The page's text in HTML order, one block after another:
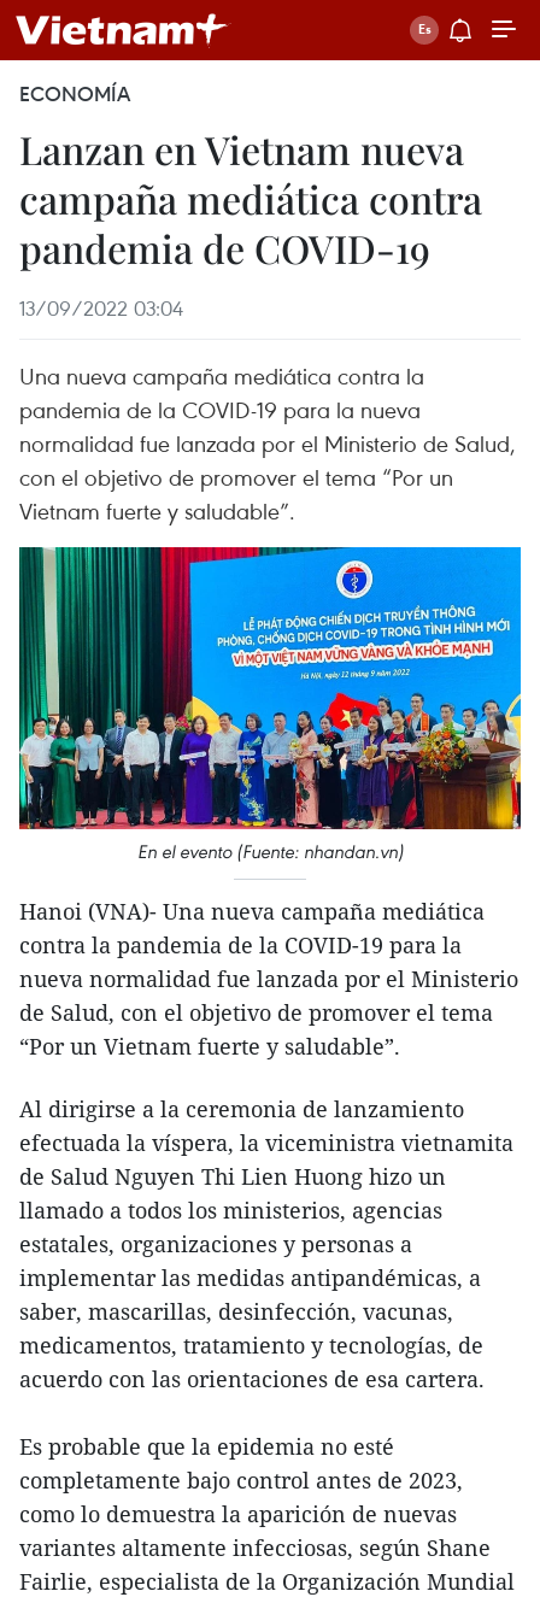
ECONOMÍA
Lanzan en Vietnam nueva
campaña mediática contra
pandemia de COVID-19
13/09/2022 03:04
Una nueva campaña mediática contra la
pandemia de la COVID-19 para la nueva
normalidad fue lanzada por el Ministerio de Salud,
con el objetivo de promover el tema “Por un
Vietnam fuerte y saludable”.
En el evento (Fuente: nhandan.vn)
Hanoi (VNA)- Una nueva campaña mediática
contra la pandemia de la COVID-19 para la
nueva normalidad fue lanzada por el Ministerio
de Salud, con el objetivo de promover el tema
“Por un Vietnam fuerte y saludable”.
Al dirigirse a la ceremonia de lanzamiento
efectuada la víspera, la viceministra vietnamita
de Salud Nguyen Thi Lien Huong hizo un
llamado a todos los ministerios, agencias
estatales, organizaciones y personas a
implementar las medidas antipandémicas, a
saber, mascarillas, desinfección, vacunas,
medicamentos, tratamiento y tecnologías, de
acuerdo con las orientaciones de esa cartera.
Es probable que la epidemia no esté
completamente bajo control antes de 2023,
como lo demuestra la aparición de nuevas
variantes altamente infecciosas, según Shane
Fairlie, especialista de la Organización Mundial